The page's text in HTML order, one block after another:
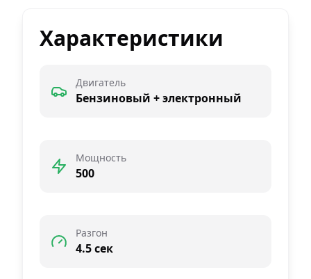
Характеристики
Двигатель
Бензиновый + электронный
Мощность
500
Разгон
4.5 сек